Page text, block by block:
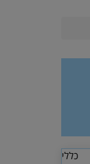
כללי